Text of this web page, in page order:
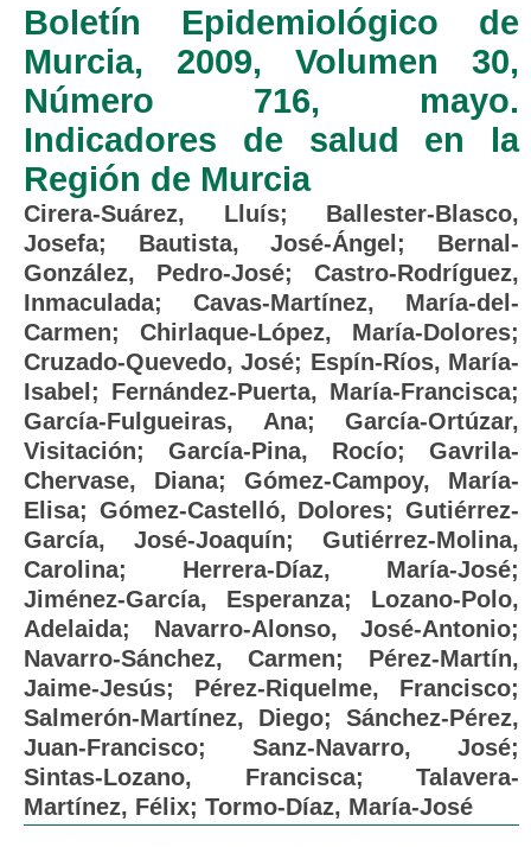
Boletín Epidemiológico de
Murcia, 2009, Volumen 30,
Número 716, mayo.
Indicadores de salud en la
Región de Murcia
Cirera-Suárez, Lluís; Ballester-Blasco,
Josefa; Bautista, José-Ángel ; Bernal-
González, Pedro-José; Castro-Rodríguez,
Inmaculada; Cavas-Martínez, María-del-
Carmen; Chirlaque-López, María-Dolores;
Cruzado-Quevedo, José; Espín-Ríos, María-
Isabel ; Fernández-Puerta, María-Francisca;
García-Fulgueiras, Ana; García-Ortúzar,
Visitación; García-Pina, Rocío; Gavrila-
Chervase, Diana; Gómez-Campoy, María-
Elisa; Gómez-Castelló, Dolores;Gutiérrez-
García, José-Joaquín; Gutiérrez-Molina,
Carolina; Herrera-Díaz, María-José;
Jiménez-García, Esperanza; Lozano-Polo,
Adelaida; Navarro-Alonso, José-Antonio;
Navarro-Sánchez, Carmen; Pérez-Martín,
Jaime-Jesús; Pérez-Riquelme, Francisco;
Salmerón-Martínez, Diego; Sánchez-Pérez,
Juan-Francisco; Sanz-Navarro, José;
Sintas-Lozano, Francisca; Talavera-
Martínez, Félix; Tormo-Díaz, María-José